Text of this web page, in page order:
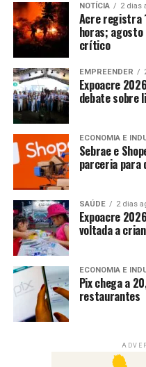
NOTÍCIA 2 dias
Acre registra
horas;
crítico
EMPREENDER
Expoacre
debate sobre
ECONOMIA E
Sebrae e
parceria para
SAÚDE 2 dias
Expoacre
voltada a
ECONOMIA E
Pix chega a
restaurantes